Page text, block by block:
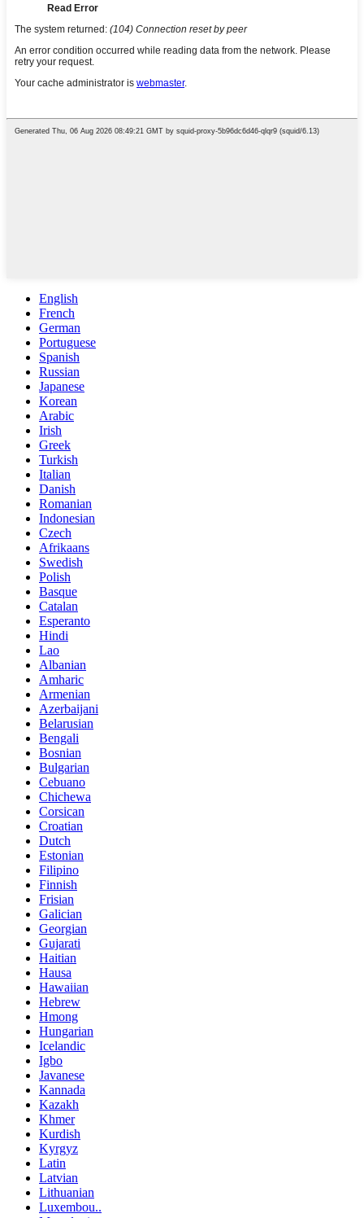
English
French
German
Portuguese
Spanish
Russian
Japanese
Korean
Arabic
Irish
Greek
Turkish
Italian
Danish
Romanian
Indonesian
Czech
Afrikaans
Swedish
Polish
Basque
Catalan
Esperanto
Hindi
Lao
Albanian
Amharic
Armenian
Azerbaijani
Belarusian
Bengali
Bosnian
Bulgarian
Cebuano
Chichewa
Corsican
Croatian
Dutch
Estonian
Filipino
Finnish
Frisian
Galician
Georgian
Gujarati
Haitian
Hausa
Hawaiian
Hebrew
Hmong
Hungarian
Icelandic
Igbo
Javanese
Kannada
Kazakh
Khmer
Kurdish
Kyrgyz
Latin
Latvian
Lithuanian
Luxembou..